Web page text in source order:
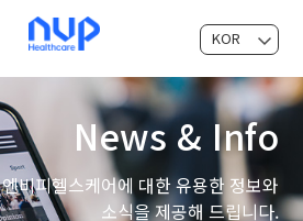
KOR
News & Info
엔비피헬스케어에 대한 유용한 정보와
소식을 제공해 드립니다.